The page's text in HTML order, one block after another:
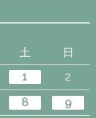
土
日
1
2
8
9